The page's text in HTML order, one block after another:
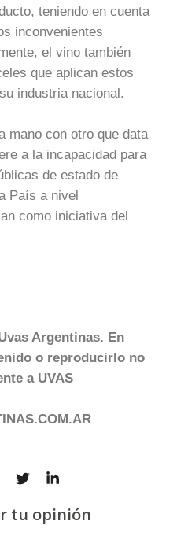
teniendo en cuenta
inconvenientes
el vino también
que aplican estos
industria nacional.
mano con otro que data
a la incapacidad para
de estado de
País a nivel
como iniciativa del
Argentinas. En
o reproducirlo no
a UVAS
tu opinión